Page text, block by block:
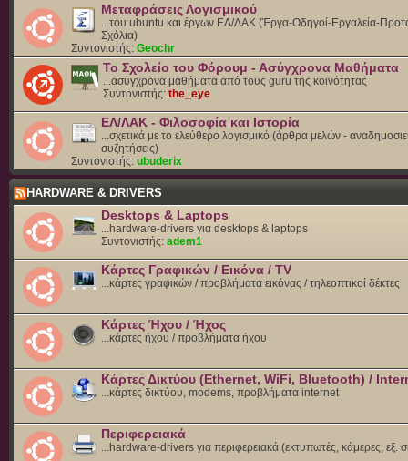
Μεταφράσεις Λογισμικού
...του ubuntu και έργων ΕΛ/ΛΑΚ (Έργα-Οδηγοί-Εργαλεία-
Σχόλια)
Συντονιστής: Geochr
Το Σχολείο του Φόρουμ - Ασύγχρονα Μαθήματα
...ασύγχρονα μαθήματα από τους guru της κοινότητας
Συντονιστής: the_eye
ΕΛ/ΛΑΚ - Φιλοσοφία και Ιστορία
...σχετικά με το ελεύθερο λογισμικό (άρθρα μελών -
συζητήσεις)
Συντονιστής: ubuderix
HARDWARE & DRIVERS
Desktops & Laptops
...hardware-drivers για desktops & laptops
Συντονιστής: adem1
Κάρτες Γραφικών / Εικόνα / TV
...κάρτες γραφικών / προβλήματα εικόνας / τηλεοπτικοί δέκτες
Κάρτες Ήχου / Ήχος
...κάρτες ήχου / προβλήματα ήχου
Κάρτες Δικτύου (Ethernet, WiFi, Bluetooth) /
...κάρτες δικτύου, modems, προβλήματα internet
Περιφερειακά
...hardware-drivers για περιφερειακά (εκτυπωτές, κάμερες, εξ.